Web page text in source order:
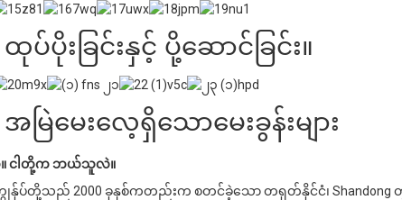
ထုပ်ပိုးခြင်းနှင့် ပို့ဆောင်ခြင်း။
အမြဲမေးလေ့ရှိသောမေးခွန်းများ
။ ငါတို့က ဘယ်သူလဲ။
န်ုပ်တို့သည် 2000 ခုနှစ်ကတည်းက စတင်ခဲ့သော တရုတ်နိုင်ငံ၊ Shandong တွ